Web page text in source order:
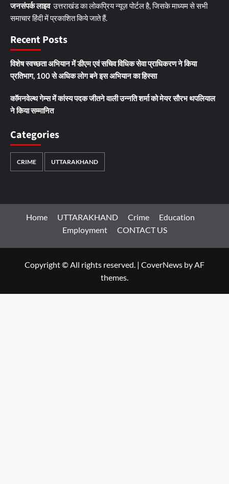
जनसंपर्क लाइवउत्तराखंड का लोकप्रिय न्यूज़ पोर्टल है, जिसके माध्यम से सभी
समाचार हिंदी में प्रकाशित किये जाते हैं.
Recent Posts
विशेष स्वच्छता अभियान में डीएम एवं सचिव विधिक सेवा प्राधिकरण ने किया
प्रतिभाग, 100 से अधिक लोग बने इस अभियान का हिस्सा
कॉमनवेल्थ गेम्स में कांस्य पदक जीतने वाली उन्नति शर्मा को मेयर सौरभ थपलियाल
ने किया सम्मानित
Categories
CRIME UTTARAKHAND
Home UTTARAKHAND Crime
Education
Employment
CONTACT US
Copyright © All rights reserved. | CoverNews by AF
themes.